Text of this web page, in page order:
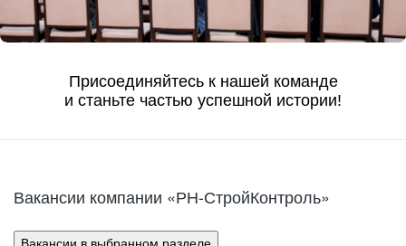
Присоединяйтесь к нашей команде
и станьте частью успешной истории!
Вакансии компании «РН-СтройКонтроль»
Вакансии в выбранном разделе